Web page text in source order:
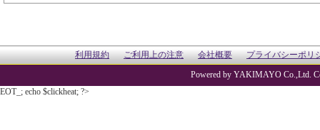
利用規約 ご利用上の注意 会社概要 プライバシーポリ
Powered by YAKIMAYO Co.,Ltd.
EOT_; echo $clickheat; ?>